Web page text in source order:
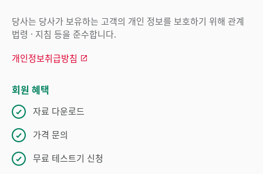
당사는 당사가 보유하는 고객의 개인 정보를 보호하기 위해 관계
법령 · 지침 등을 준수합니다.
개인정보취급방침
회원 혜택
자료 다운로드
가격 문의
무료 테스트기 신청